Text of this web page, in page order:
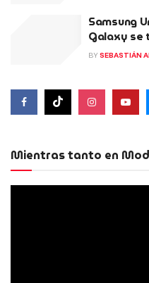
Samsung
Galaxy se
BY SEBASTIÁN
Mientras tanto en